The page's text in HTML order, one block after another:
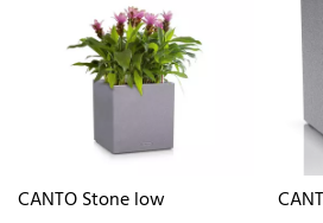
CANTO Stone low